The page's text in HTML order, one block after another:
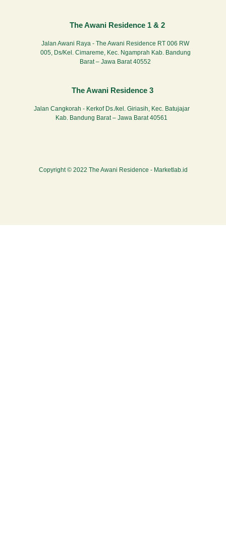
The Awani Residence 1 & 2
Jalan Awani Raya - The Awani Residence RT 006 RW
005, Ds/Kel. Cimareme, Kec. Ngamprah Kab. Bandung
Barat – Jawa Barat 40552
The Awani Residence 3
Jalan Cangkorah - Kerkof Ds./kel. Giriasih, Kec. Batujajar
Kab. Bandung Barat – Jawa Barat 40561
Copyright © 2022 The Awani Residence - Marketlab.id